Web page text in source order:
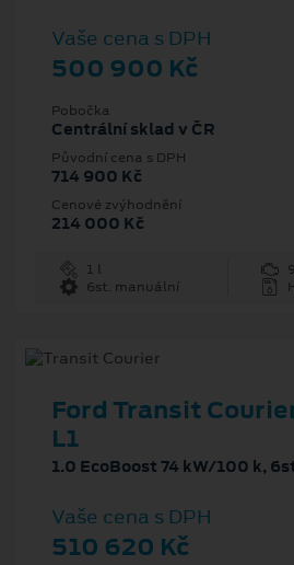
Vaše cena s DPH
500 900 Kč
Pobočka
Centrální sklad v ČR
Původní cena s DPH
714 900 Kč
Cenové zvýhodnění
214 000 Kč
1 l
6st. manuální
Ford Transit
L1
1.0 EcoBoost 74 kW/100 k,
Vaše cena s DPH
510 620 Kč